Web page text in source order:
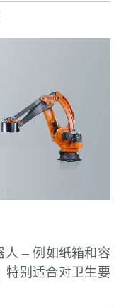
人 – 例如纸箱和容
特别适合对卫生要